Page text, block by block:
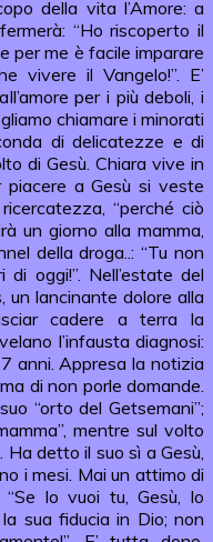
della vita l’Amore: a
“Ho riscoperto il
per me è facile imparare
vivere il Vangelo!”. E’
per i più deboli, i
chiamare i minorati
di delicatezze e di
di Gesù. Chiara vive in
a Gesù si veste
“perché ciò
un giorno alla mamma,
della droga..: “Tu non
oggi!”. Nell’estate del
lancinante dolore alla
cadere a terra la
l’infausta diagnosi:
anni. Appresa la notizia
di non porle domande.
“orto del Getsemani”;
mentre sul volto
detto il suo sì a Gesù,
i mesi. Mai un attimo di
lo vuoi tu, Gesù, lo
la sua fiducia in Dio; non